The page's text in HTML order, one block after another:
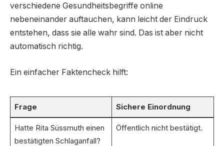
verschiedene Gesundheitsbegriffe online
nebeneinander auftauchen, kann leicht der Eindruck
entstehen, dass sie alle wahr sind. Das ist aber nicht
automatisch richtig.
Ein einfacher Faktencheck hilft:
Frage Sichere Einordnung
Hatte Rita Süssmuth einen
bestätigten Schlaganfall?
Öffentlich nicht bestätigt.